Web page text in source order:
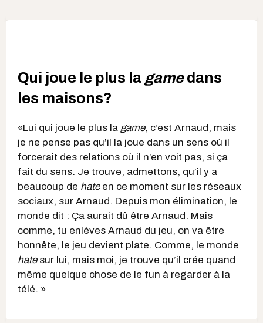
Qui joue le plus la gamedans
les maisons?
«Lui qui joue le plus la game, c’est Arnaud, mais
je ne pense pas qu’il la joue dans un sens où il
forcerait des relations où il n’en voit pas, si ça
fait du sens. Je trouve, admettons, qu’il y a
beaucoup de hateen ce moment sur les réseaux
sociaux, sur Arnaud. Depuis mon élimination, le
monde dit : Ça aurait dû être Arnaud. Mais
comme, tu enlèves Arnaud du jeu, on va être
honnête, le jeu devient plate. Comme, le monde
hatesur lui, mais moi, je trouve qu’il crée quand
même quelque chose de le fun à regarder à la
télé. »